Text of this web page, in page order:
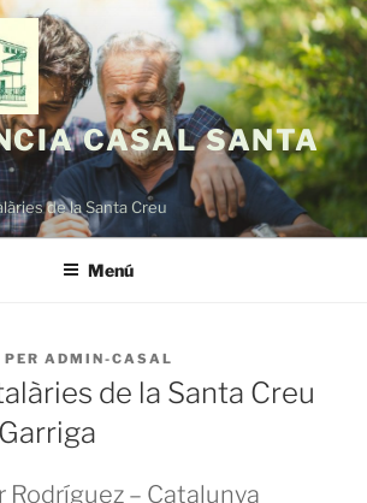
CASAL SANTA
de la Santa Creu
Menú
PER ADMIN-CASAL
de la Santa Creu
– Catalunya